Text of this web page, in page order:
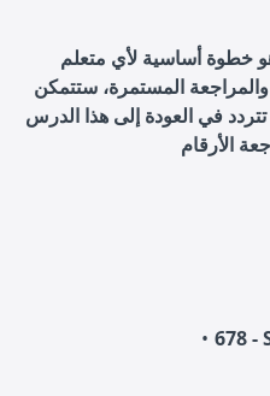
هو خطوة أساسية لأي متعلم
المستمرة، ستتمكن
في العودة إلى هذا الدرس
678 -